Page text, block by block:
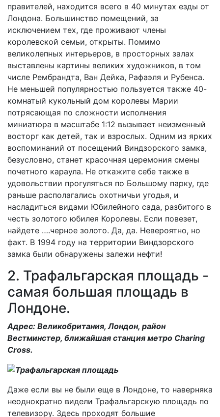
правителей, находится всего в 40 минутах езды от
Лондона. Большинство помещений, за
исключением тех, где проживают члены
королевской семьи, открыты. Помимо
великолепных интерьеров, в просторных залах
выставлены картины великих художников, в том
числе Рембрандта, Ван Дейка, Рафаэля и Рубенса.
Не меньшей популярностью пользуется также 40-
комнатый кукольный дом королевы Марии
потрясающая по сложности исполнения
миниатюра в масштабе 1:12 вызывает неизменный
восторг как детей, так и взрослых. Одним из ярких
воспоминаний от посещений Виндзорского замка,
безусловно, станет красочная церемония смены
почетного караула. Не откажите себе также в
удовольствии прогуляться по Большому парку, где
раньше располагались охотничьи угодья, и
насладиться видами Юбилейного сада, разбитого в
честь золотого юбилея Королевы. Если повезет,
найдете ….черное золото. Да, да. Невероятно, но
факт. В 1994 году на территории Виндзорского
замка были обнаружены залежи нефти!
2. Трафальгарская площадь -
самая большая площадь в
Лондоне.
Адрес: Великобритания, Лондон, район
Вестминстер, ближайшая станция метро Charing
Cross.
Даже если вы не были еще в Лондоне, то наверняка
неоднократно видели Трафальгарскую площадь по
телевизору. Здесь проходят большие